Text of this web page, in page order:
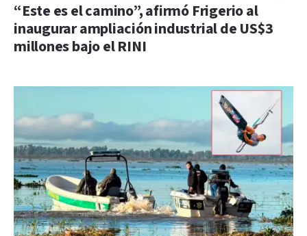
“Este es el camino”, afirmó Frigerio al
inaugurar ampliación industrial de US$3
millones bajo el RINI